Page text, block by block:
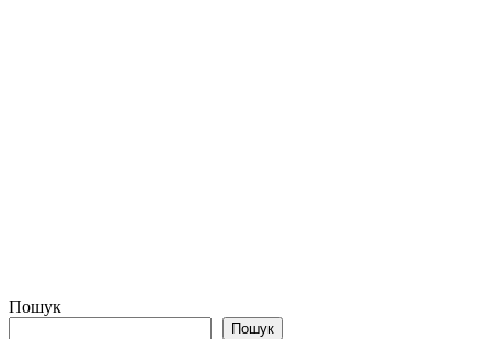
Пошук
Пошук